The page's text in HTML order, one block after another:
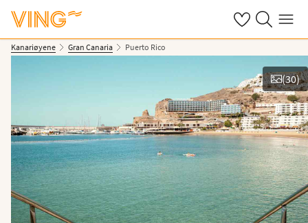
Se dine sparte
Søk påMeny
Kanariøyene Gran Canaria Puerto Rico
Vis bilder
(30)